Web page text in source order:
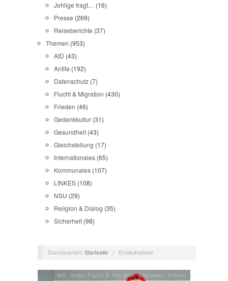
Johlige fragt… (16)
Presse (269)
Reiseberichte (37)
Themen (953)
AfD (43)
Antifa (192)
Datenschutz (7)
Flucht & Migration (430)
Frieden (46)
Gedenkkultur (31)
Gesundheit (43)
Gleichstellung (17)
Internationales (65)
Kommunales (107)
LINKES (108)
NSU (29)
Religion & Dialog (35)
Sicherheit (98)
Durchsuchen: Startseite / Erstaufnahme
AfD Antifa Flucht & Migration,Interviews Presse